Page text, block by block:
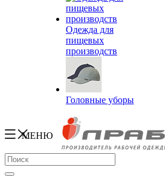
Одежда для
пищевых
производств
Головные уборы
МЕНЮ